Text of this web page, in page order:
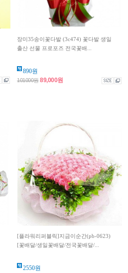
장미35송이꽃다발 (3c474) 꽃다발 생일
출산 선물 프로포즈 전국꽃배...
890원
101000원89,000원
[플라워리퍼블릭]지금이순간(pb-0623)
[꽃배달/생일꽃배달/전국꽃배달/...
2550원